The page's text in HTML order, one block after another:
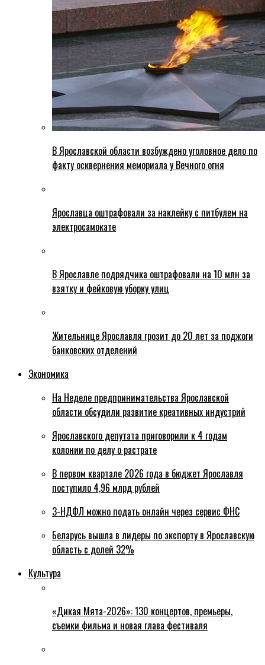
В Ярославской области возбуждено уголовное дело по
факту осквернения мемориала у Вечного огня
Ярославца оштрафовали за наклейку с питбулем на
электросамокате
В Ярославле подрядчика оштрафовали на 10 млн за
взятку и фейковую уборку улиц
Жительнице Ярославля грозит до 20 лет за поджоги
банковских отделений
Экономика
На Неделе предпринимательства Ярославской
области обсудили развитие креативных индустрий
Ярославского депутата приговорили к 4 годам
колонии по делу о растрате
В первом квартале 2026 года в бюджет Ярославля
поступило 4,96 млрд рублей
3-НДФЛ можно подать онлайн через сервис ФНС
Беларусь вышла в лидеры по экспорту в Ярославскую
область с долей 32%
Культура
«Дикая Мята-2026»: 130 концертов, премьеры,
съемки фильма и новая глава фестиваля